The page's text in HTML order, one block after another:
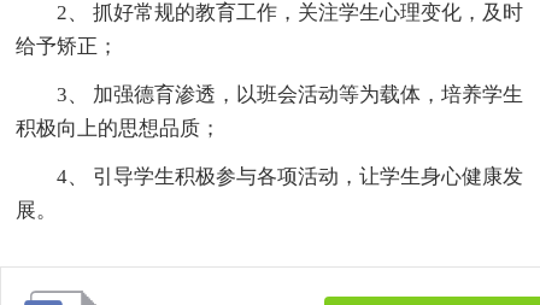
2、 抓好常规的教育工作，关注学生心理变化，及时
给予矫正；
3、 加强德育渗透，以班会活动等为载体，培养学生
积极向上的思想品质；
4、 引导学生积极参与各项活动，让学生身心健康发
展。